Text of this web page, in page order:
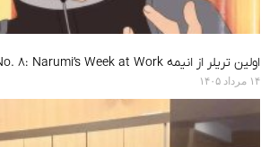
اولین تریلر از انیمه Kaiju No. 8: Narumi’s Week at Work منتشر شد
۱۴ مرداد ۱۴۰۵